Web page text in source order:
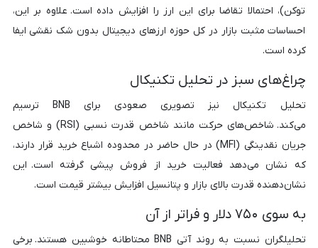
توکن)، احتمالا تقاضا برای این ارز را افزایش داده است. علاوه بر این،
احساسات مثبت بازار در کل حوزه ارزهای دیجیتال بدون شک نقشی ایفا
کرده است.
چراغ‌های سبز در تحلیل تکنیکال
تحلیل تکنیکال نیز تصویری صعودی برای BNB ترسیم
می‌کند. شاخص‌های حرکت مانند شاخص قدرت نسبی (RSI) و شاخص
جریان نقدینگی (MFI) در حال حاضر در محدوده اشباع خرید قرار دارند،
که نشان می‌دهد فعالیت خرید از فروش پیشی گرفته است. این
نشان‌دهنده قدرت بالای بازار و پتانسیل افزایش بیشتر قیمت است.
به سوی ۷۵۰ دلار و فراتر از آن
تحلیلگران نسبت به روند آتی BNB محتاطانه خوشبین هستند. برخی